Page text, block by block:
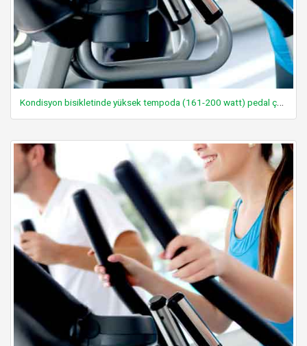
Kondisyon bisikletinde yüksek tempoda (161-200 watt) pedal çevirmek